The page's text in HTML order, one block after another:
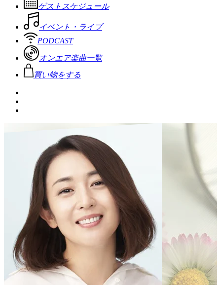
ゲストスケジュール
イベント・ライブ
PODCAST
オンエア楽曲一覧
買い物をする